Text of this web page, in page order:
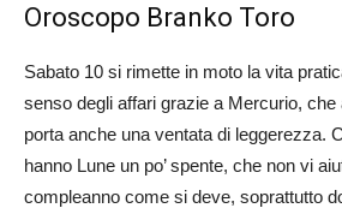
Oroscopo Branko Toro
Sabato 10 si rimette in moto la vita
senso degli affari grazie a Mercurio, che
porta anche una ventata di leggerezza.
hanno Lune un po’ spente, che non vi
compleanno come si deve, soprattutto